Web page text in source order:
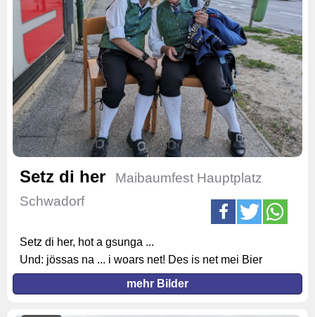
Setz di her
Maibaumfest Hauptplatz
Schwadorf
Setz di her, hot a gsunga ...
Und: jössas na ... i woars net! Des is net mei Bier
mehr Bilder